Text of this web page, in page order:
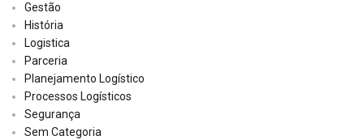
Gestão
História
Logistica
Parceria
Planejamento Logístico
Processos Logísticos
Segurança
Sem Categoria